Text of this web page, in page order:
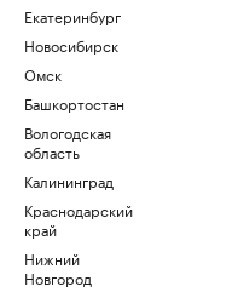
Екатеринбург
Новосибирск
Омск
Башкортостан
Вологодская
область
Калининград
Краснодарский
край
Нижний
Новгород